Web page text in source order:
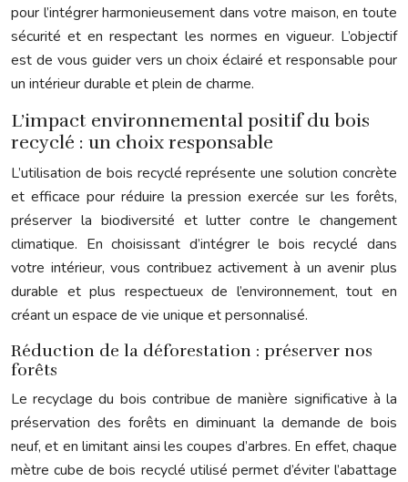
pour l’intégrer harmonieusement dans votre maison, en toute
sécurité et en respectant les normes en vigueur. L’objectif
est de vous guider vers un choix éclairé et responsable pour
un intérieur durable et plein de charme.
L’impact environnemental positif du bois
recyclé : un choix responsable
L’utilisation de bois recyclé représente une solution concrète
et efficace pour réduire la pression exercée sur les forêts,
préserver la biodiversité et lutter contre le changement
climatique. En choisissant d’intégrer le bois recyclé dans
votre intérieur, vous contribuez activement à un avenir plus
durable et plus respectueux de l’environnement, tout en
créant un espace de vie unique et personnalisé.
Réduction de la déforestation : préserver nos
forêts
Le recyclage du bois contribue de manière significative à la
préservation des forêts en diminuant la demande de bois
neuf, et en limitant ainsi les coupes d’arbres. En effet, chaque
mètre cube de bois recyclé utilisé permet d’éviter l’abattage